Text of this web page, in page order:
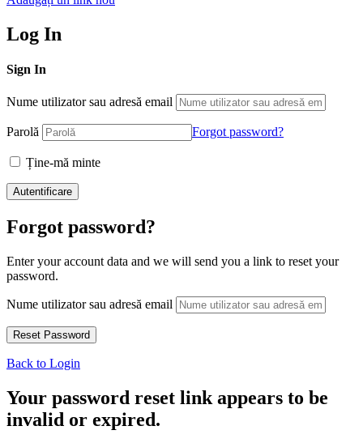
Log In
Sign In
Nume utilizator sau adresă email
Parolă Forgot password?
Ține-mă minte
Forgot password?
Enter your account data and we will send you a link to reset your
password.
Nume utilizator sau adresă email
Back to Login
Your password reset link appears to be
invalid or expired.